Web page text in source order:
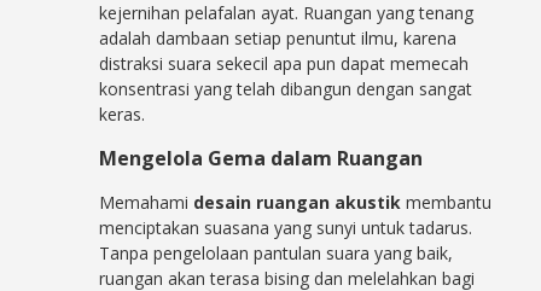
kejernihan pelafalan ayat. Ruangan yang tenang
adalah dambaan setiap penuntut ilmu, karena
distraksi suara sekecil apa pun dapat memecah
konsentrasi yang telah dibangun dengan sangat
keras.
Mengelola Gema dalam Ruangan
Memahami desain ruangan akustik membantu
menciptakan suasana yang sunyi untuk tadarus.
Tanpa pengelolaan pantulan suara yang baik,
ruangan akan terasa bising dan melelahkan bagi